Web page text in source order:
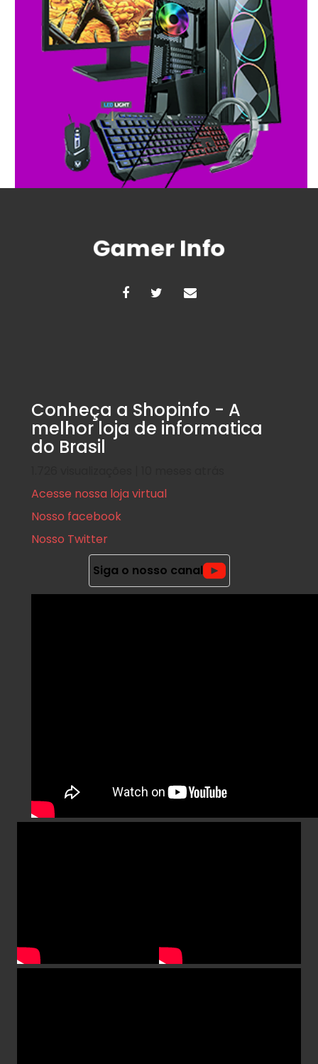
Conheça a Shopinfo - A
melhor loja de informatica
do Brasil
Acesse nossa loja virtual
Nosso facebook
Nosso Twitter
Siga o nosso canal